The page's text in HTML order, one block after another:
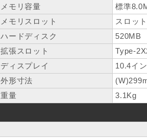
メモリ容量
標準
メモリスロット
スロッ
ハードディスク
520MB
拡張スロット
Type-
ディスプレイ
10.4イ
外形寸法
重量
3.1Kg